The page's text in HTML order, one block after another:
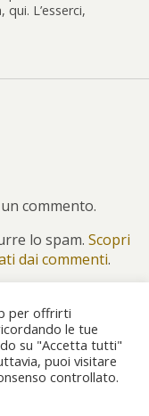
L’esserci,
commento.
lo spam. Scopri
dai commenti.
per offrirti
le tue
su "Accetta tutti"
puoi visitare
controllato.